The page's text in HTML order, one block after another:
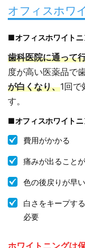
オフィスホワ
■オフィスホワイトニ
歯科医院に通って
度が高い医薬品で
が白くなり、1回で
す。
■オフィスホワイトニ
費用がかかる
痛みが出ること
色の後戻りが早い
白さをキープす
必要
ホワイトニングは